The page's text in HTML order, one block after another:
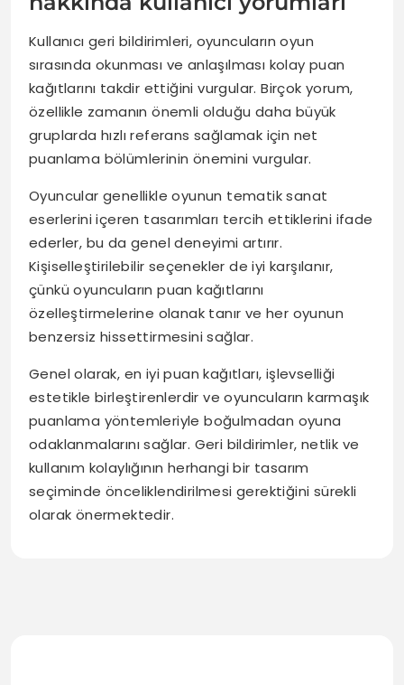
Kullanıcı geri bildirimleri, oyuncuların oyun
sırasında okunması ve anlaşılması kolay puan
kağıtlarını takdir ettiğini vurgular. Birçok yorum,
özellikle zamanın önemli olduğu daha büyük
gruplarda hızlı referans sağlamak için net
puanlama bölümlerinin önemini vurgular.
Oyuncular genellikle oyunun tematik sanat
eserlerini içeren tasarımları tercih ettiklerini ifade
ederler, bu da genel deneyimi artırır.
Kişiselleştirilebilir seçenekler de iyi karşılanır,
çünkü oyuncuların puan kağıtlarını
özelleştirmelerine olanak tanır ve her oyunun
benzersiz hissettirmesini sağlar.
Genel olarak, en iyi puan kağıtları, işlevselliği
estetikle birleştirenlerdir ve oyuncuların karmaşık
puanlama yöntemleriyle boğulmadan oyuna
odaklanmalarını sağlar. Geri bildirimler, netlik ve
kullanım kolaylığının herhangi bir tasarım
seçiminde önceliklendirilmesi gerektiğini sürekli
olarak önermektedir.